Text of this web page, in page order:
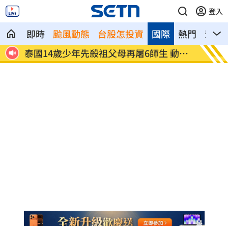
登入
即時 颱風動態 台股怎投資 熱門 影音
國際
入
泰國14歲少年先殺祖父母再屠6師生 動機
曝
韓韶
「嫩」